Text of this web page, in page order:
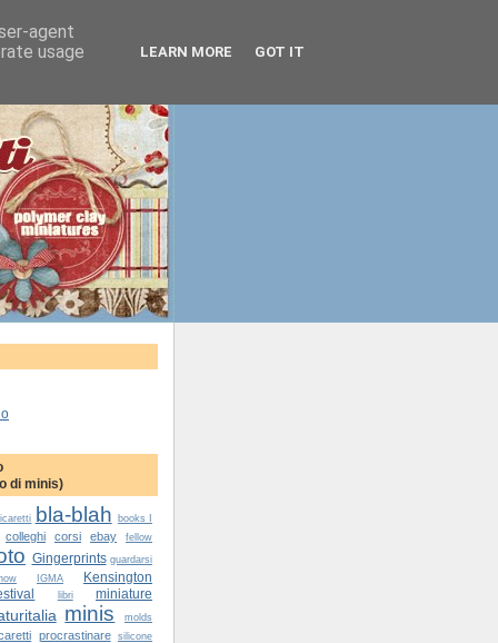
di minis)
bla-blah books I
colleghi corsi ebay fellow
Gingerprints guardarsi
IGMA
Kensington
libri miniature
minis molds
procrastinare
silicone
agent
usage
LEARN MORE GOT IT